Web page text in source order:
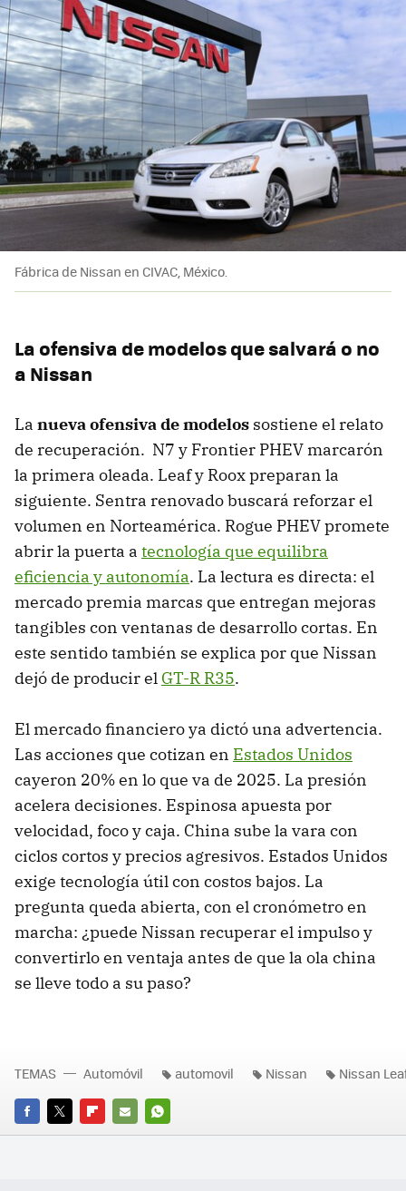
Fábrica de Nissan en CIVAC, México.
La ofensiva de modelos que salvará o no
a Nissan
La nuevaofensiva de modelos sostiene el relato
de recuperación. N7 y Frontier PHEV marcarón
la primera oleada. Leaf y Roox preparan la
siguiente. Sentra renovado buscará reforzar el
volumen en Norteamérica. Rogue PHEV promete
abrir la puerta a tecnología que equilibra
eficiencia y autonomía. La lectura es directa: el
mercado premia marcas que entregan mejoras
tangibles con ventanas de desarrollo cortas. En
este sentido también se explica por que Nissan
dejó de producir el GT-R R35.
El mercado financiero ya dictó una advertencia.
Las acciones que cotizan en Estados Unidos
cayeron 20% en lo que va de 2025. La presión
acelera decisiones. Espinosa apuesta por
velocidad, foco y caja. China sube la vara con
ciclos cortos y precios agresivos. Estados Unidos
exige tecnología útil con costos bajos. La
pregunta queda abierta, con el cronómetro en
marcha: ¿puede Nissan recuperar el impulso y
convertirlo en ventaja antes de que la ola china
se lleve todo a su paso?
FACEBOOK
TWITTERFLIPBOARD
E-
WHATSAPP
TEMAS Automóvil automovil Nissan Nissan